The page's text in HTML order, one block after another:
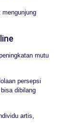
mutu
persepsi
dibilang
artis,